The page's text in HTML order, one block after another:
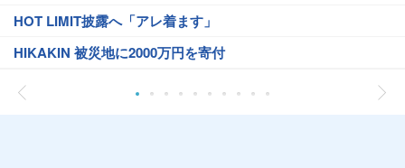
HOT LIMIT披露へ「アレ着ます」
HIKAKIN 被災地に2000万円を寄付